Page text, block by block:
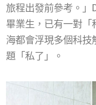
旅程出發前參考。」
畢業生，已有一對「
海都會浮現多個科技
題「私了」。